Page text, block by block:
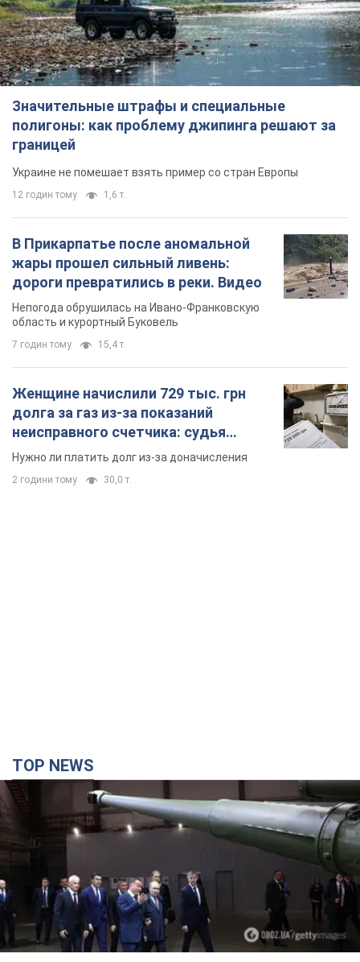
Значительные штрафы и специальные
полигоны: как проблему джипинга решают за
границей
Украине не помешает взять пример со стран Европы
12 годин тому 1,6 т.
В Прикарпатье после аномальной
жары прошел сильный ливень:
дороги превратились в реки. Видео
Непогода обрушилась на Ивано-Франковскую
область и курортный Буковель
7 годин тому 15,4 т.
Женщине начислили 729 тыс. грн
долга за газ из-за показаний
неисправного счетчика: судья
вынес неожиданное решение
Нужно ли платить долг из-за доначисления
2 години тому 30,0 т.
TOP NEWS